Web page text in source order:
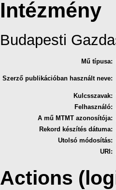
Intézmény
Budapesti
Mű típusa:
Szerző publikációban használt neve:
Kulcsszavak:
Felhasználó:
A mű MTMT azonosítója:
Rekord készítés dátuma:
Utolsó módosítás:
URI:
Actions